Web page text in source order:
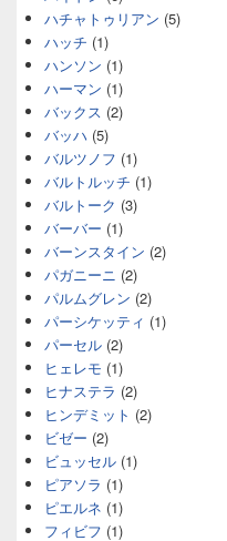
ハチャトゥリアン (5)
ハッチ (1)
ハンソン (1)
ハーマン (1)
バックス (2)
バッハ (5)
バルツノフ (1)
バルトルッチ (1)
バルトーク (3)
バーバー (1)
バーンスタイン (2)
パガニーニ (2)
パルムグレン (2)
パーシケッティ (1)
パーセル (2)
ヒェレモ (1)
ヒナステラ (2)
ヒンデミット (2)
ビゼー (2)
ビュッセル (1)
ピアソラ (1)
ピエルネ (1)
フィビフ (1)